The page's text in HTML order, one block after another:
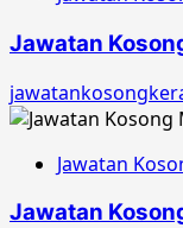
Jawatan
Jawatan
Jawatan